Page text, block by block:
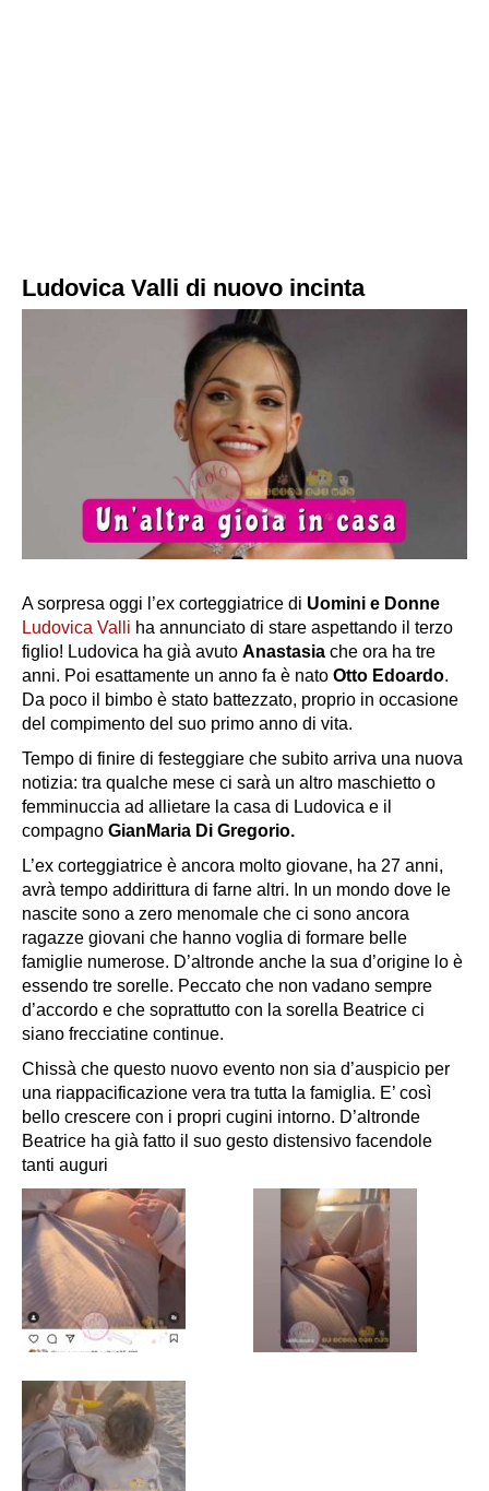
Ludovica Valli di nuovo incinta
A sorpresa oggi l’ex corteggiatrice di Uomini e Donne
Ludovica Valli ha annunciato di stare aspettando il terzo
figlio! Ludovica ha già avuto Anastasia che ora ha tre
anni. Poi esattamente un anno fa è nato Otto Edoardo.
Da poco il bimbo è stato battezzato, proprio in occasione
del compimento del suo primo anno di vita.
Tempo di finire di festeggiare che subito arriva una nuova
notizia: tra qualche mese ci sarà un altro maschietto o
femminuccia ad allietare la casa di Ludovica e il
compagno GianMaria Di Gregorio.
L’ex corteggiatrice è ancora molto giovane, ha 27 anni,
avrà tempo addirittura di farne altri. In un mondo dove le
nascite sono a zero menomale che ci sono ancora
ragazze giovani che hanno voglia di formare belle
famiglie numerose. D’altronde anche la sua d’origine lo è
essendo tre sorelle. Peccato che non vadano sempre
d’accordo e che soprattutto con la sorella Beatrice ci
siano frecciatine continue.
Chissà che questo nuovo evento non sia d’auspicio per
una riappacificazione vera tra tutta la famiglia. E’ così
bello crescere con i propri cugini intorno. D’altronde
Beatrice ha già fatto il suo gesto distensivo facendole
tanti auguri